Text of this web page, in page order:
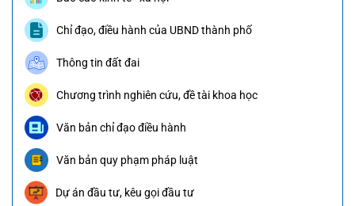
Chỉ đạo, điều hành của UBND thành phố
Thông tin đất đai
Chương trình nghiên cứu, đề tài khoa học
Văn bản chỉ đạo điều hành
Văn bản quy phạm pháp luật
Dự án đầu tư, kêu gọi đầu tư